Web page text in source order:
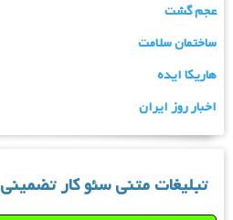
عجم گشت
ساختمان سلامت
هاریکا ایده
اخبار روز ایران
تبلیغات متنی سئو کار تضمینی